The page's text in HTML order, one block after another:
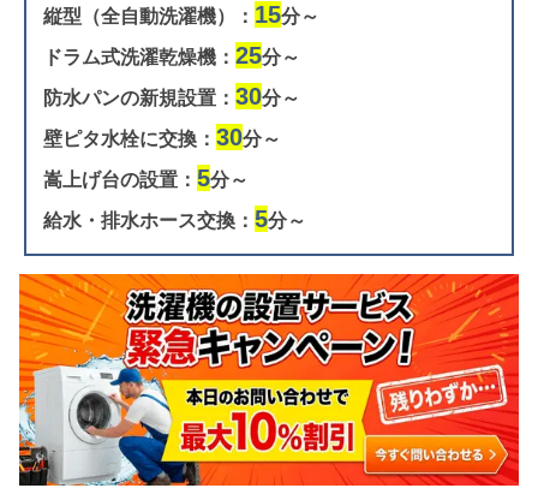
縦型（全自動洗濯機）： 15分～
ドラム式洗濯乾燥機： 25分～
防水パンの新規設置： 30分～
壁ピタ水栓に交換： 30分～
嵩上げ台の設置： 5分～
給水・排水ホース交換： 5分～